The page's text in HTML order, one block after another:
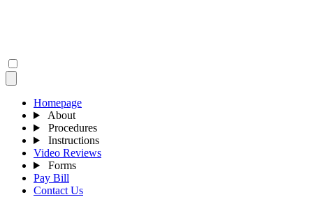
Homepage
About
Procedures
Instructions
Video Reviews
Forms
Pay Bill
Contact Us